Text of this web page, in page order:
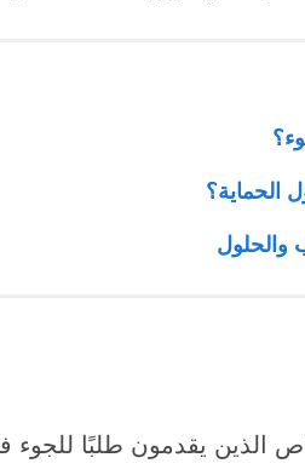
الحماية؟
والحلول
الذين يقدمون طلبًا للجوء